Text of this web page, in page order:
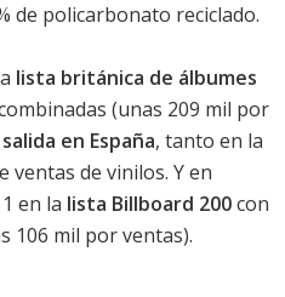
de policarbonato reciclado.
lista británica de álbumes
(unas 209 mil por
en España, tanto en la
ventas de vinilos. Y en
en la lista Billboard 200con
106 mil por ventas).